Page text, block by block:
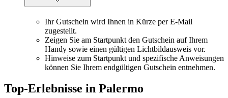
Ihr Gutschein wird Ihnen in Kürze per E-Mail
zugestellt.
Zeigen Sie am Startpunkt den Gutschein auf Ihrem
Handy sowie einen gültigen Lichtbildausweis vor.
Hinweise zum Startpunkt und spezifische Anweisungen
können Sie Ihrem endgültigen Gutschein entnehmen.
Top-Erlebnisse in Palermo